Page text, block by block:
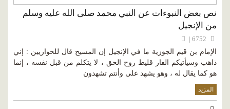
نص بعض النبوءات عن النبي محمد صلى الله عليه وسلم
من الإنجيل
الإمام بن قيم الجوزية ما في الإنجيل إن المسيح قال للحواريين : إني
ذاهب وسيأتيكم الفار قليط روح الحق ، لا يتكلم من قبل نفسه ، إنما
هو كما يقال له ، وهو يشهد على وأنتم تشهدون
المزيد